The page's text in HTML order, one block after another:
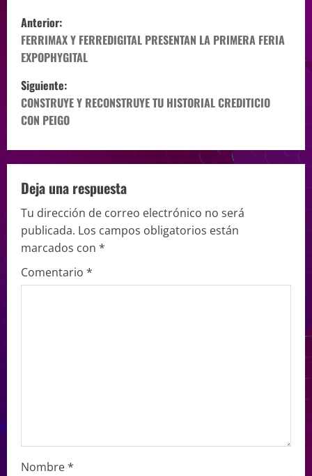
Anterior:
FERRIMAX Y FERREDIGITAL PRESENTAN LA PRIMERA FERIA
EXPOPHYGITAL
Siguiente:
CONSTRUYE Y RECONSTRUYE TU HISTORIAL CREDITICIO
CON PEIGO
Deja una respuesta
Tu dirección de correo electrónico no será
publicada. Los campos obligatorios están
marcados con *
Comentario *
Nombre*